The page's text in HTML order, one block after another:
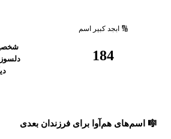
🔢 ابجد کبیر اسم
184
🎼 اسم‌های هم‌آوا برای فرزندان بعدی